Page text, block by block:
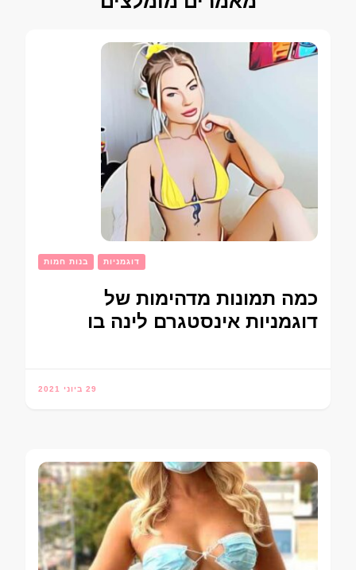
בנות חמות דוגמניות
כמה תמונות מדהימות של
דוגמניות אינסטגרם לינה בו
29 ביוני 2021